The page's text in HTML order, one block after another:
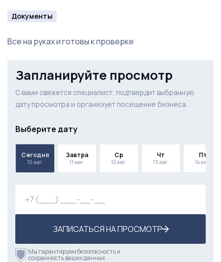
Документы
Все на руках и готовы к проверке
Запланируйте просмотр
С вами свяжется специалист, подтвердит выбранную
дату просмотра и организует посещение бизнеса.
Выберите дату
Сегодня
10 авг.
Завтра
11 авг.
Ср
12 авг.
Чт
13 авг.
Пт
14 авг.
ЗАПИСАТЬСЯ НА ПРОСМОТР
Мы гарантируем безопасность и
сохранность ваших данных